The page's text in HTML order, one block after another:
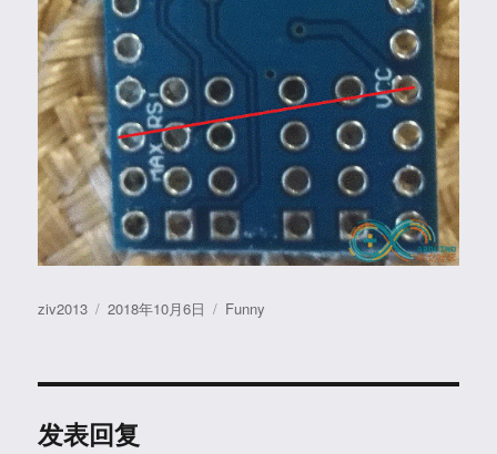
作
ziv2013
发
2018年10月6日
分
Funny
发表回复